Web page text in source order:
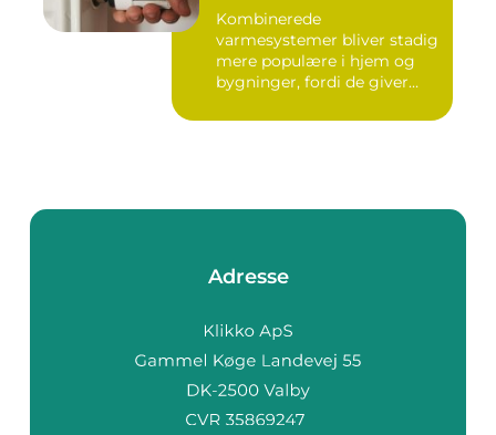
Kombinerede
varmesystemer bliver stadig
mere populære i hjem og
bygninger, fordi de giver
Adresse